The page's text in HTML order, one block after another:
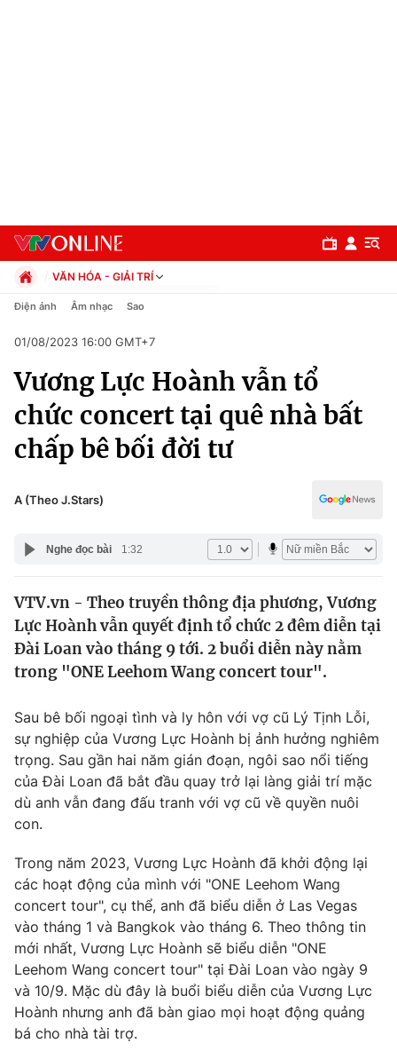
Chuyên mục
Chính trị
Xã hội
Pháp luật
Y tế
Thế giới
Tin tức
Thế giới đó đây
Câu chuyện quốc tế
Kinh tế
Thị trường
Góc doanh nghiệp
Dữ liệu và đời sống
Truyền hình
Phim VTV
Hậu trường
Nhân vật
Khán giả
Giải sao mai
Giải trí
Âm nhạc
Sao
Đời sống
Du lịch
Làm đẹp
Chất lượng cuộc sống
Giáo dục
Tuyển sinh
Học trực tuyến
Công nghệ
Hitech Công nghệ tương lai
Sản phẩm
Giao lưu trực tuyến
VĂN HÓA - GIẢI TRÍ
Chính trị
Pháp luật
Kinh tế
Thể thao
Truyền hình
Văn hóa - Giải trí
Y tế
Công nghệ
Điện ảnh Âm nhạc Sao
01/08/2023 16:00 GMT+7
Vương Lực Hoành vẫn tổ
chức concert tại quê nhà bất
chấp bê bối đời tư
A (Theo J.Stars)
Nghe đọc bài 1:32
VTV.vn - Theo truyền thông địa phương, Vương
Lực Hoành vẫn quyết định tổ chức 2 đêm diễn tại
Đài Loan vào tháng 9 tới. 2 buổi diễn này nằm
trong "ONE Leehom Wang concert tour".
Sau bê bối ngoại tình và ly hôn với vợ cũ Lý Tịnh Lỗi,
sự nghiệp của Vương Lực Hoành bị ảnh hưởng nghiêm
trọng. Sau gần hai năm gián đoạn, ngôi sao nổi tiếng
của Đài Loan đã bắt đầu quay trở lại làng giải trí mặc
dù anh vẫn đang đấu tranh với vợ cũ về quyền nuôi
con.
Trong năm 2023, Vương Lực Hoành đã khởi động lại
các hoạt động của mình với "ONE Leehom Wang
concert tour", cụ thể, anh đã biểu diễn ở Las Vegas
vào tháng 1 và Bangkok vào tháng 6. Theo thông tin
mới nhất, Vương Lực Hoành sẽ biểu diễn "ONE
Leehom Wang concert tour" tại Đài Loan vào ngày 9
và 10/9. Mặc dù đây là buổi biểu diễn của Vương Lực
Hoành nhưng anh đã bàn giao mọi hoạt động quảng
bá cho nhà tài trợ.